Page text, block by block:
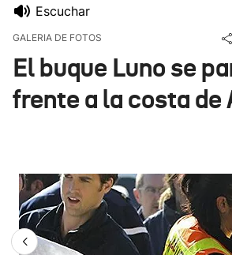
Ikusmiran
Escuchar
GALERIA DE FOTOS
El buque Luno se
frente a la costa de